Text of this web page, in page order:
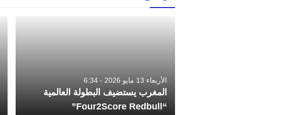
الأربعاء 13 مايو 2026 - 6:34
المغرب يستضيف البطولة العالمية
“Four2Score Redbull”